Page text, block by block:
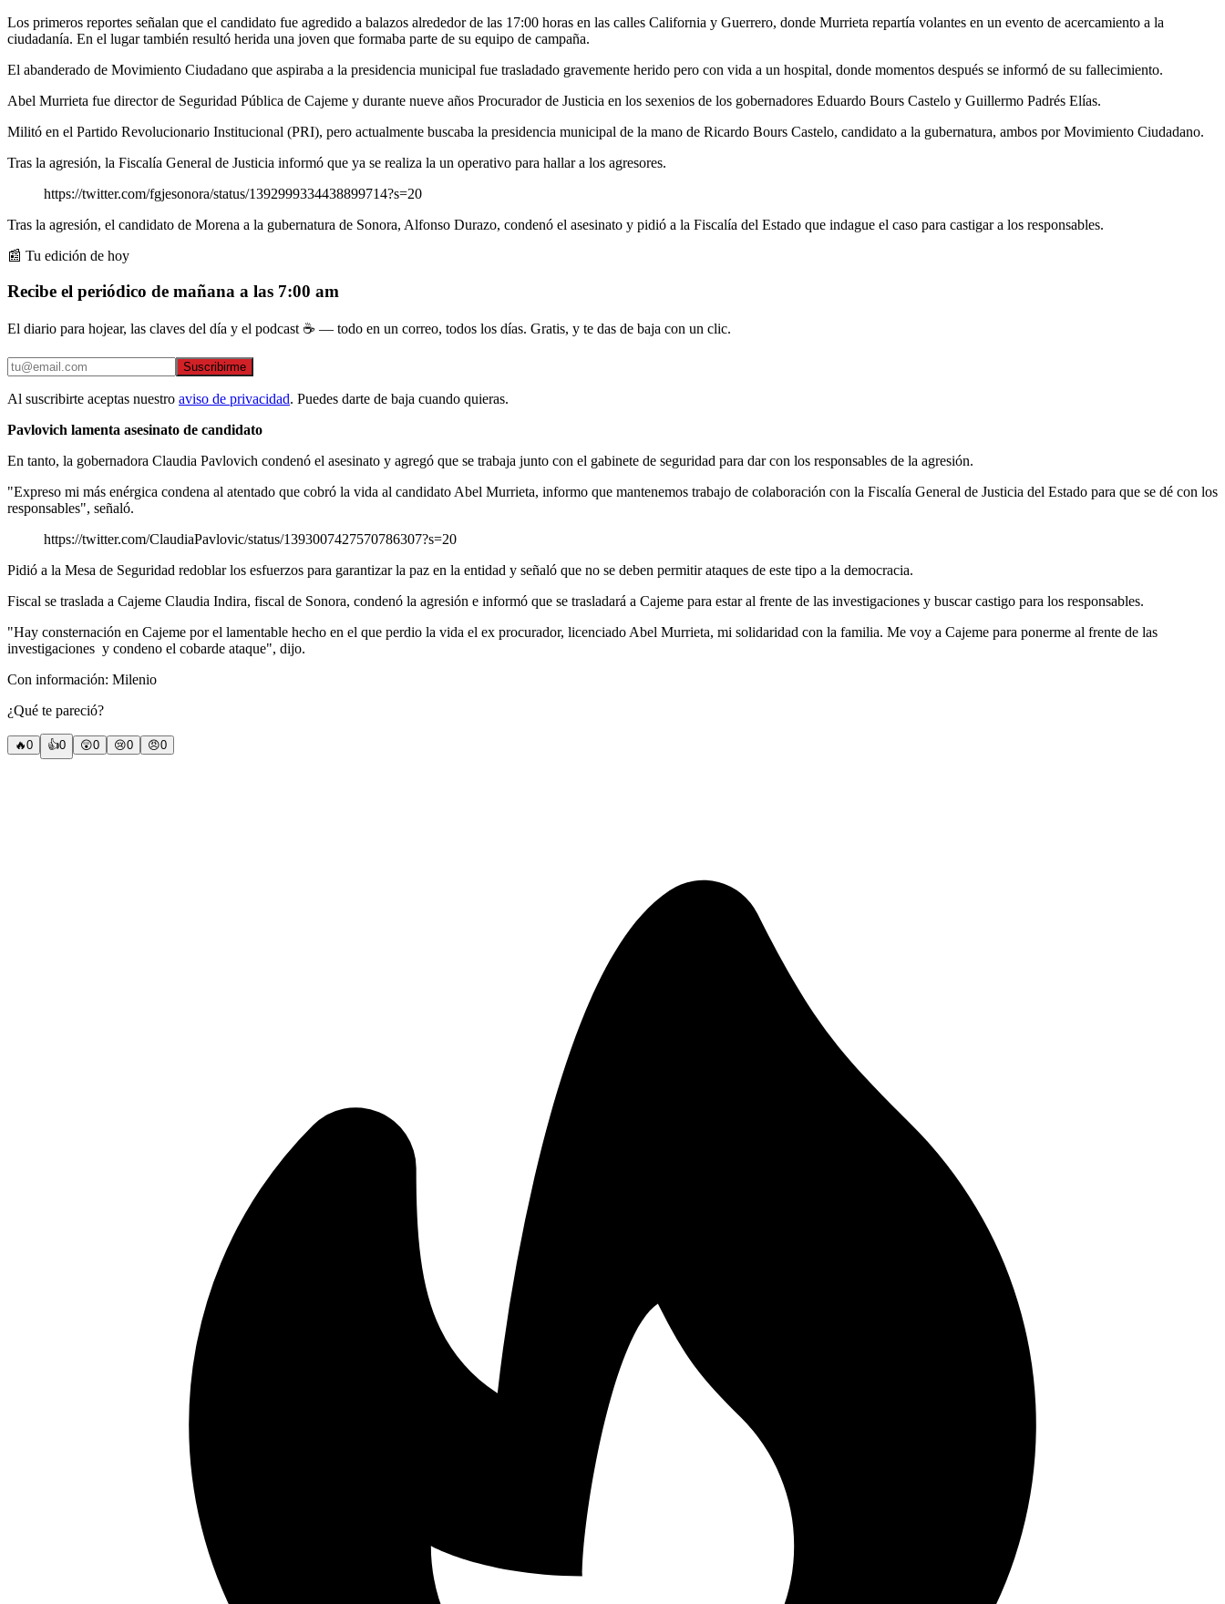
Los primeros reportes señalan que el candidato fue agredido a balazos alrededor de las 17:00 horas en las calles California y Guerrero, donde Murrieta repartía volantes en un evento de acercamiento a la
ciudadanía. En el lugar también resultó herida una joven que formaba parte de su equipo de campaña.
El abanderado de Movimiento Ciudadano que aspiraba a la presidencia municipal fue trasladado gravemente herido pero con vida a un hospital, donde momentos después se informó de su fallecimiento.
Abel Murrieta fue director de Seguridad Pública de Cajeme y durante nueve años Procurador de Justicia en los sexenios de los gobernadores Eduardo Bours Castelo y Guillermo Padrés Elías.
Militó en el Partido Revolucionario Institucional (PRI), pero actualmente buscaba la presidencia municipal de la mano de Ricardo Bours Castelo, candidato a la gubernatura, ambos por Movimiento Ciudadano.
Tras la agresión, la Fiscalía General de Justicia informó que ya se realiza la un operativo para hallar a los agresores.
https://twitter.com/fgjesonora/status/1392999334438899714?s=20
Tras la agresión, el candidato de Morena a la gubernatura de Sonora, Alfonso Durazo, condenó el asesinato y pidió a la Fiscalía del Estado que indague el caso para castigar a los responsables.
📰 Tu edición de hoy
Recibe el periódico de mañana a las 7:00 am
El diario para hojear, las claves del día y el podcast ☕ — todo en un correo, todos los días. Gratis, y te das de baja con un clic.
Suscribirme
Al suscribirte aceptas nuestro aviso de privacidad. Puedes darte de baja cuando quieras.
Pavlovich lamenta asesinato de candidato
En tanto, la gobernadora Claudia Pavlovich condenó el asesinato y agregó que se trabaja junto con el gabinete de seguridad para dar con los responsables de la agresión.
"Expreso mi más enérgica condena al atentado que cobró la vida al candidato Abel Murrieta, informo que mantenemos trabajo de colaboración con la Fiscalía General de Justicia del Estado para que se dé con los
responsables", señaló.
https://twitter.com/ClaudiaPavlovic/status/1393007427570786307?s=20
Pidió a la Mesa de Seguridad redoblar los esfuerzos para garantizar la paz en la entidad y señaló que no se deben permitir ataques de este tipo a la democracia.
Fiscal se traslada a Cajeme Claudia Indira, fiscal de Sonora, condenó la agresión e informó que se trasladará a Cajeme para estar al frente de las investigaciones y buscar castigo para los responsables.
"Hay consternación en Cajeme por el lamentable hecho en el que perdio la vida el ex procurador, licenciado Abel Murrieta, mi solidaridad con la familia. Me voy a Cajeme para ponerme al frente de las
investigaciones y condeno el cobarde ataque", dijo.
Con información: Milenio
¿Qué te pareció?
🔥0 👍0 😲0 😢0 😠0